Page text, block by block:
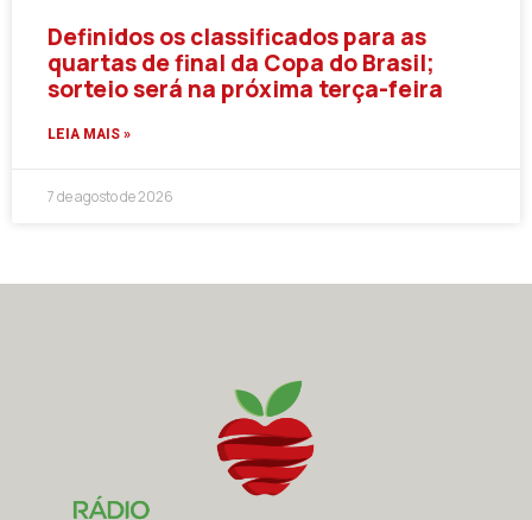
Definidos os classificados para as
quartas de final da Copa do Brasil;
sorteio será na próxima terça-feira
LEIA MAIS »
7 de agosto de 2026